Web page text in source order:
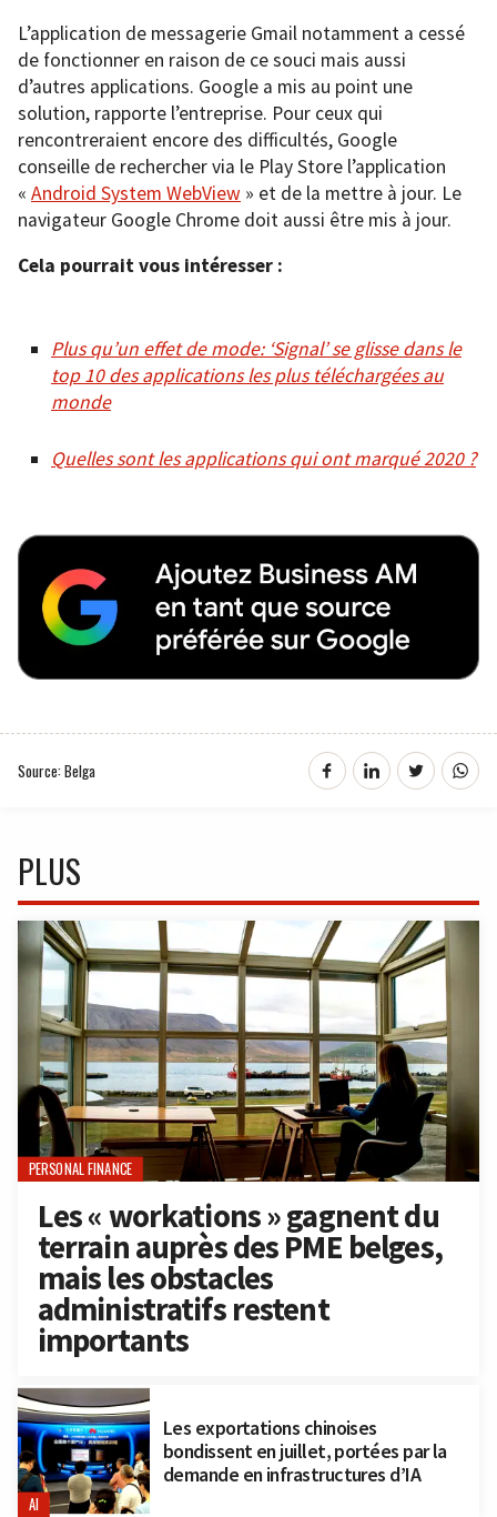
L’application de messagerie Gmail notamment a cessé
de fonctionner en raison de ce souci mais aussi
d’autres applications. Google a mis au point une
solution, rapporte l’entreprise. Pour ceux qui
rencontreraient encore des difficultés, Google
conseille de rechercher via le Play Store l’application
« Android System WebView » et de la mettre à jour. Le
navigateur Google Chrome doit aussi être mis à jour.
Cela pourrait vous intéresser :
Plus qu’un effet de mode: ‘Signal’ se glisse dans le
top 10 des applications les plus téléchargées au
monde
Quelles sont les applications qui ont marqué 2020 ?
Source: Belga
PLUS
PERSONAL FINANCE
Les « workations » gagnent du
terrain auprès des PME belges,
mais les obstacles
administratifs restent
importants
AI
Les exportations chinoises
bondissent en juillet, portées par la
demande en infrastructures d’IA